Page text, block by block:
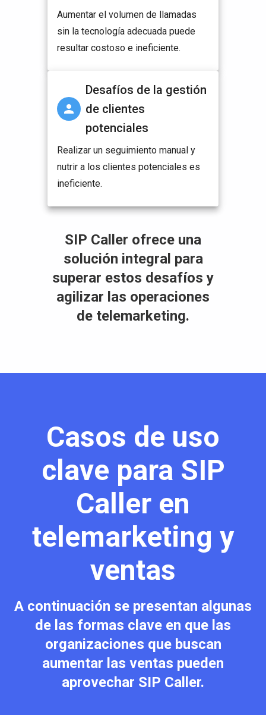
Aumentar el volumen de llamadas
sin la tecnología adecuada puede
resultar costoso e ineficiente.
Desafíos de la gestión
de clientes
potenciales
Realizar un seguimiento manual y
nutrir a los clientes potenciales es
ineficiente.
SIP Caller ofrece una
solución integral para
superar estos desafíos y
agilizar las operaciones
de telemarketing.
Casos de uso
clave para SIP
Caller en
telemarketing y
ventas
A continuación se presentan algunas
de las formas clave en que las
organizaciones que buscan
aumentar las ventas pueden
aprovechar SIP Caller.